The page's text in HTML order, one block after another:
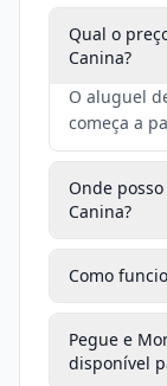
Qual o
Canina?
O aluguel
começa a
Onde
Canina?
Como
Pegue e
disponível